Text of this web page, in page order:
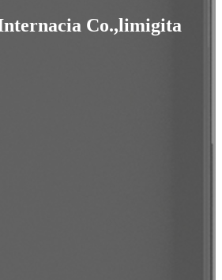
Co.,limigita